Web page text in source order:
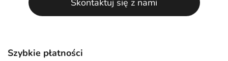
Szybkie płatności
Skontaktuj się z nami